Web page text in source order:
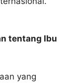
tentang Ibu
yang